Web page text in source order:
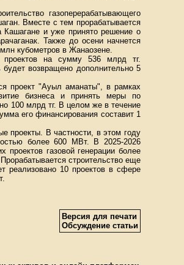
газоперерабатывающего
Вместе с тем прорабатывается
Кашагане и уже принято решение о
Также до осени начнется
кубометров в Жанаозене.
проектов на сумму 536 млрд тг.
возвращено дополнительно 5
проект "Ауыл аманаты", в рамках
бизнеса и принять меры по
100 млрд тг. В целом же в течение
его финансирования составит 1
проекты. В частности, в этом году
более 600 МВт. В 2025-2026
проектов газовой генерации более
строительство еще
10 проектов в сфере
Версия для печати
Обсуждение статьи